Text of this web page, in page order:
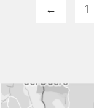
← 1